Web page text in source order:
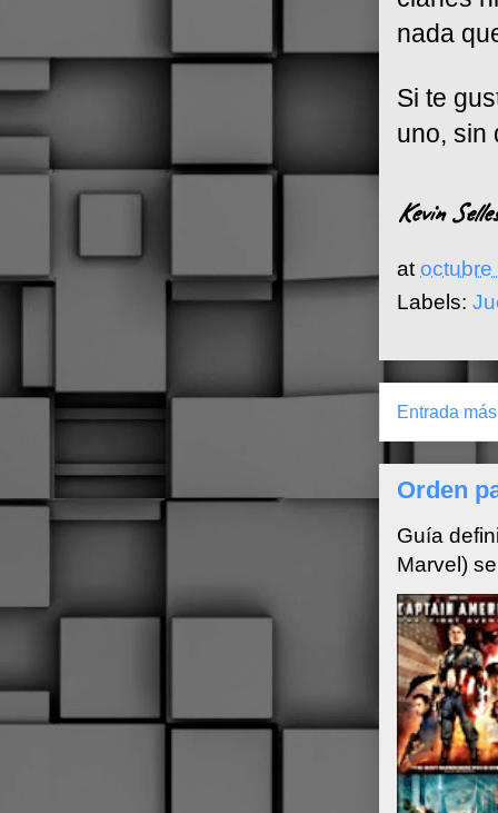
nada
Si te
uno, sin
Kevin
at octubre
Labels:
Entrada
Orden
Guía
Marvel)